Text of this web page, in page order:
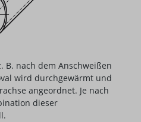
B. nach dem Anschweißen
wird durchgewärmt und
angeordnet. Je nach
dieser